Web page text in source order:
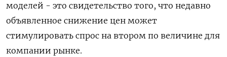
моделей - это свидетельство того, что недавно
объявленное снижение цен может
стимулировать спрос на втором по величине для
компании рынке.